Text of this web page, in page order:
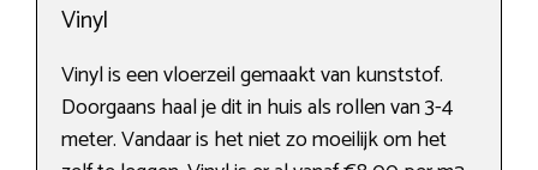
Vinyl
Vinyl is een vloerzeil gemaakt van kunststof.
Doorgaans haal je dit in huis als rollen van 3-4
meter. Vandaar is het niet zo moeilijk om het